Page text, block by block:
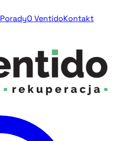
PoradyO VentidoKontakt